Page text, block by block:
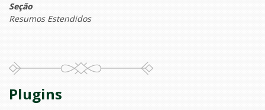
Seção
Resumos Estendidos
Plugins